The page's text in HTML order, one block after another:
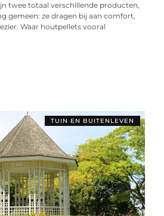
twee totaal verschillende producten,
gemeen: ze dragen bij aan comfort,
Waar houtpellets vooral
TUIN EN BUITENLEVEN